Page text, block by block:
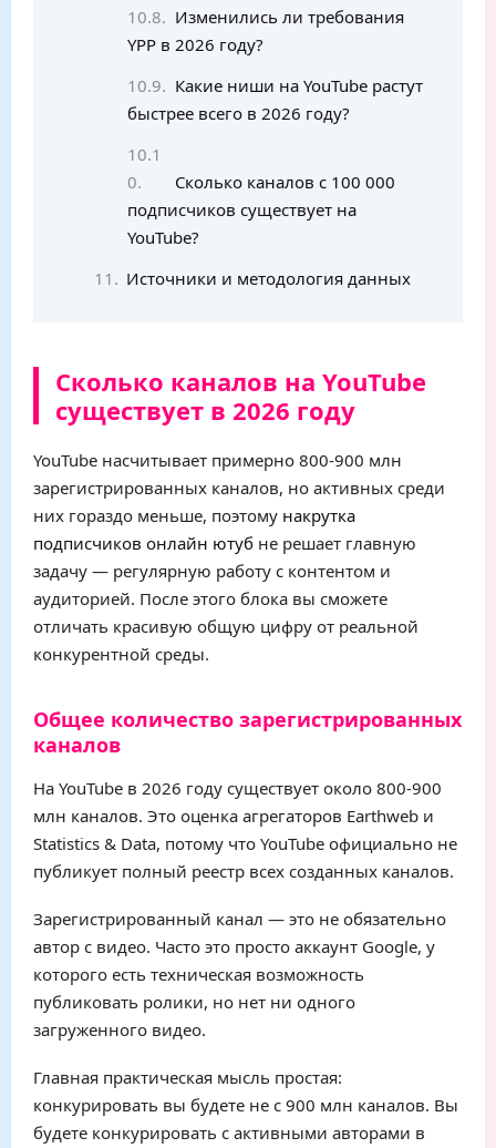
Изменились ли требования
YPP в 2026 году?
Какие ниши на YouTube растут
быстрее всего в 2026 году?
Сколько каналов с 100 000
подписчиков существует на
YouTube?
Источники и методология данных
Сколько каналов на YouTube
существует в 2026 году
YouTube насчитывает примерно 800-900 млн
зарегистрированных каналов, но активных среди
них гораздо меньше, поэтому накрутка
подписчиков онлайн ютуб не решает главную
задачу — регулярную работу с контентом и
аудиторией. После этого блока вы сможете
отличать красивую общую цифру от реальной
конкурентной среды.
Общее количество зарегистрированных
каналов
На YouTube в 2026 году существует около 800-900
млн каналов. Это оценка агрегаторов Earthweb и
Statistics & Data, потому что YouTube официально не
публикует полный реестр всех созданных каналов.
Зарегистрированный канал — это не обязательно
автор с видео. Часто это просто аккаунт Google, у
которого есть техническая возможность
публиковать ролики, но нет ни одного
загруженного видео.
Главная практическая мысль простая:
конкурировать вы будете не с 900 млн каналов. Вы
будете конкурировать с активными авторами в